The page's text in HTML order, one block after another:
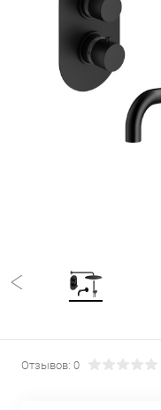
Отзывов: 0